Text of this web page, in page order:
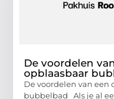
De voordelen
opblaasbaar
De voordelen van een
bubbelbad Als je al